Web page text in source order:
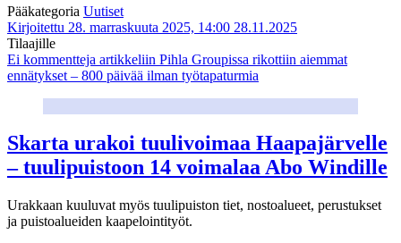
Pääkategoria Uutiset
Kirjoitettu 28. marraskuuta 2025, 14:00 28.11.2025
Tilaajille
Ei kommentteja artikkeliin Pihla Groupissa rikottiin aiemmat
ennätykset – 800 päivää ilman työtapaturmia
Skarta urakoi tuulivoimaa Haapajärvelle
– tuulipuistoon 14 voimalaa Abo Windille
Urakkaan kuuluvat myös tuulipuiston tiet, nostoalueet, perustukset
ja puistoalueiden kaapelointityöt.